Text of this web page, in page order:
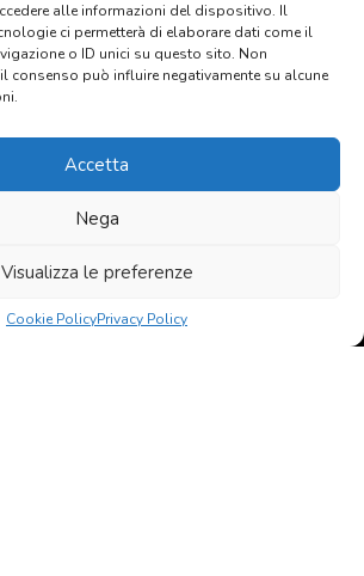
alle informazioni del dispositivo. Il
ci permetterà di elaborare dati come il
o ID unici su questo sito. Non
consenso può influire negativamente su alcune
Accetta
Nega
Visualizza le preferenze
Cookie PolicyPrivacy Policy
al trattamentodei dati personali
reserved Agenzia Immobiliare Favati
Contatti
Privacy policy